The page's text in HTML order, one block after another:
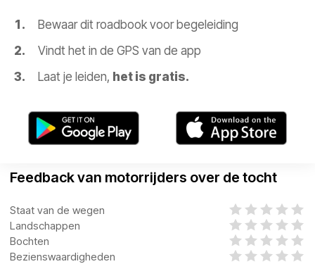
Bewaar dit roadbook voor begeleiding
Vindt het in de GPS van de app
Laat je leiden, het is gratis.
Feedback van motorrijders over de tocht
Staat van de wegen
Landschappen
Bochten
Bezienswaardigheden